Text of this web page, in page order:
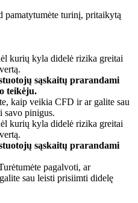
pamatytumėte turinį, pritaikytą
kurių kyla didelė rizika greitai
sąskaitų prarandami
teikėju.
kaip veikia CFD ir ar galite sau
savo pinigus.
kurių kyla didelė rizika greitai
sąskaitų prarandami
pagalvoti, ar
sau leisti prisiimti didelę